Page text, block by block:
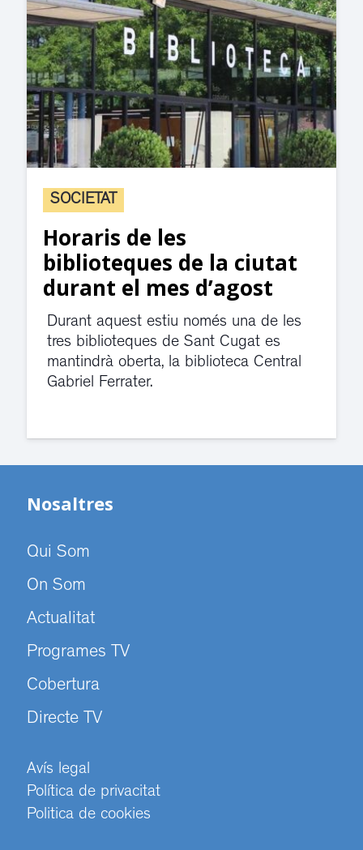
SOCIETAT
Horaris de les
biblioteques de la ciutat
durant el mes d’agost
Durant aquest estiu només una de les
tres biblioteques de Sant Cugat es
mantindrà oberta, la biblioteca Central
Gabriel Ferrater.
Nosaltres
Qui Som
On Som
Actualitat
Programes TV
Cobertura
Directe TV
Avís legal
Política de privacitat
Politica de cookies